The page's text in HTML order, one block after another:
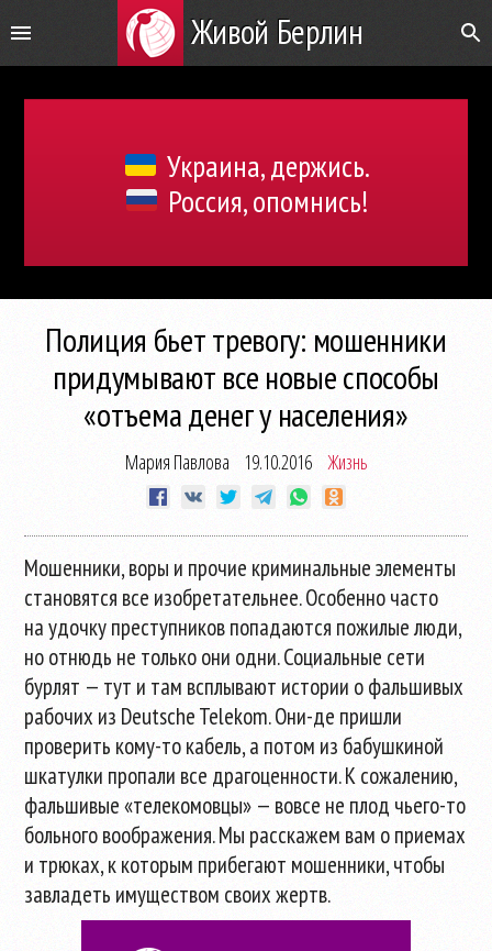
Живой Берлин
Украина, держись.
Россия, опомнись!
Полиция бьет тревогу: мошенники
придумывают все новые способы
«отъема денег у населения»
Мария Павлова 19.10.2016Жизнь
Мошенники, воры и прочие криминальные элементы
становятся все изобретательнее. Особенно часто
на удочку преступников попадаются пожилые люди,
но отнюдь не только они одни. Социальные сети
бурлят — тут и там всплывают истории о фальшивых
рабочих из Deutsche Telekom.Они-де пришли
проверить кому-токабель, а потом из бабушкиной
шкатулки пропали все драгоценности. К сожалению,
фальшивые «телекомовцы» — вовсе не плод чьего-то
больного воображения. Мы расскажем вам о приемах
и трюках, к которым прибегают мошенники, чтобы
завладеть имуществом своих жертв.